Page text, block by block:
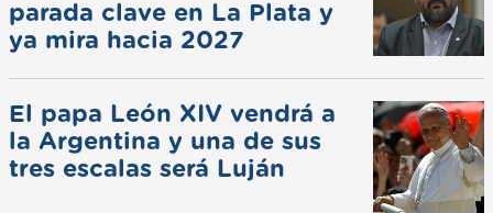
parada clave en La Plata y
ya mira hacia 2027
El papa León XIV vendrá a
la Argentina y una de sus
tres escalas será Luján